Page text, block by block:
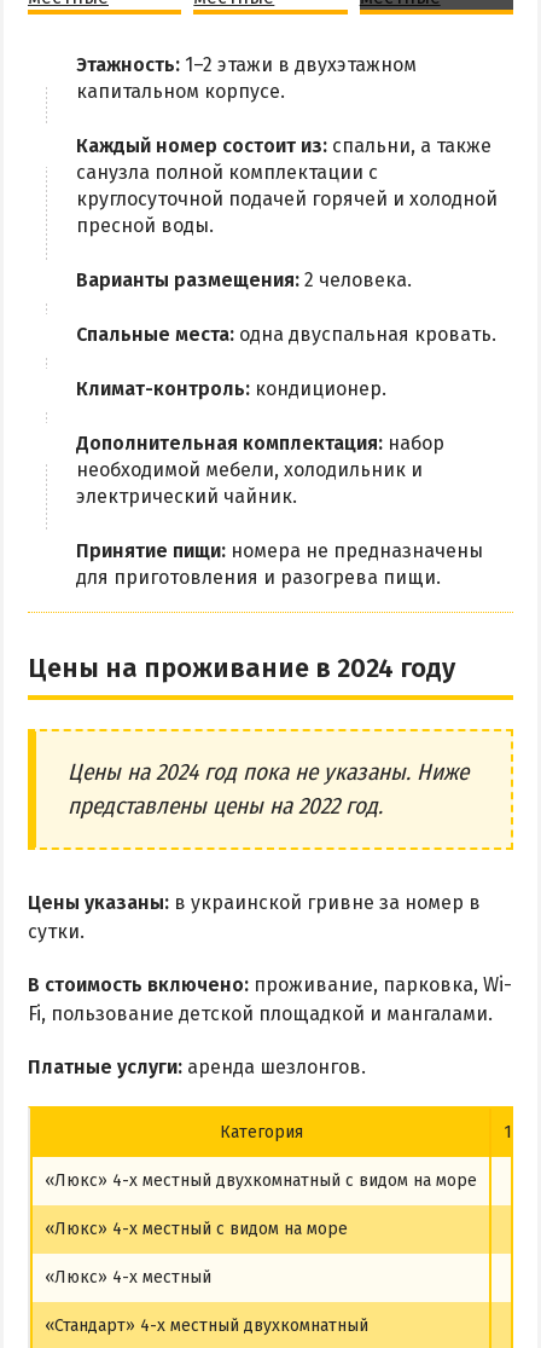
Этажность: 1–2 этажи в двухэтажном
капитальном корпусе.
Каждый номер состоит из: спальни, а также
санузла полной комплектации с
круглосуточной подачей горячей и холодной
пресной воды.
Варианты размещения: 2 человека.
Спальные места: одна двуспальная кровать.
Климат-контроль: кондиционер.
Дополнительная комплектация: набор
необходимой мебели, холодильник и
электрический чайник.
Принятие пищи: номера не предназначены
для приготовления и разогрева пищи.
Цены на проживание в 2024 году
Цены на 2024 год пока не указаны. Ниже
представлены цены на 2022 год.
Цены указаны: в украинской гривне за номер в
сутки.
В стоимость включено: проживание, парковка, Wi-
Fi, пользование детской площадкой и мангалами.
Платные услуги: аренда шезлонгов.
Категория
«Люкс» 4-х местный двухкомнатный с видом на море
«Люкс» 4-х местный с видом на море
«Люкс» 4-х местный
«Стандарт» 4-х местный двухкомнатный